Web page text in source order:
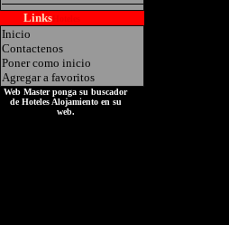
Links
Inicio
Contactenos
Poner como inicio
Agregar a favoritos
Web Master ponga su buscador
de Hoteles Alojamiento en su
web.